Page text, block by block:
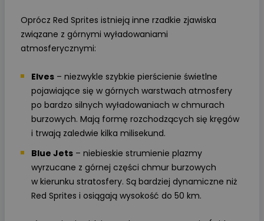
Oprócz Red Sprites istnieją inne rzadkie zjawiska
związane z górnymi wyładowaniami
atmosferycznymi:
Elves – niezwykle szybkie pierścienie świetlne
pojawiające się w górnych warstwach atmosfery
po bardzo silnych wyładowaniach w chmurach
burzowych. Mają formę rozchodzących się kręgów
i trwają zaledwie kilka milisekund.
Blue Jets – niebieskie strumienie plazmy
wyrzucane z górnej części chmur burzowych
w kierunku stratosfery. Są bardziej dynamiczne niż
Red Sprites i osiągają wysokość do 50 km.